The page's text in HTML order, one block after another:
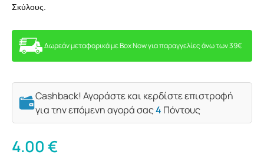
Σκύλους.
Δωρεάν μεταφορικά με Box Now για παραγγελίες άνω των 39€
Cashback! Αγοράστε και κερδίστε επιστροφή
για την επόμενη αγορά σας4 Πόντους
4.00€